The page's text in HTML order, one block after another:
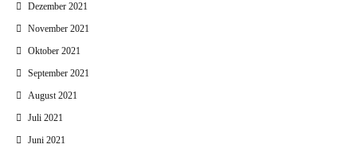
Dezember 2021
November 2021
Oktober 2021
September 2021
August 2021
Juli 2021
Juni 2021